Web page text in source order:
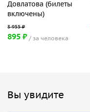
Довлатова (билеты
включены)
895 ₽ за человека
Вы увидите